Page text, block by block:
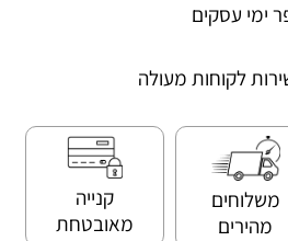
ימי עסקים
לקוחות מעולה
משלוחים
מהירים
קנייה
מאובטחת